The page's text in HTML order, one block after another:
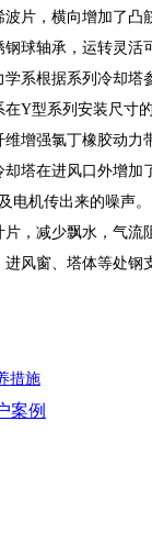
片，横向增加了凸
钢球轴承，运转灵
学系根据系列冷却
在Y型系列安装尺
维增强氯丁橡胶动
却塔在进风口外增
电机传出来的噪声。
片，减少飘水，气
进风窗、塔体等处
措施
案例